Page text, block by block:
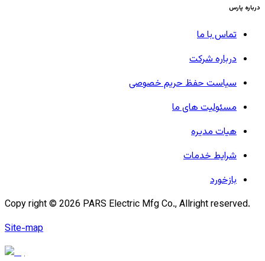
درباره پارس
تماس با ما
درباره شرکت
سیاست حفظ حریم خصوصی
مسئولیت های ما
هیات مدیره
شرایط خدمات
بازخورد
Copy right © 2026 PARS Electric Mfg Co., Allright reserved.
Site-map